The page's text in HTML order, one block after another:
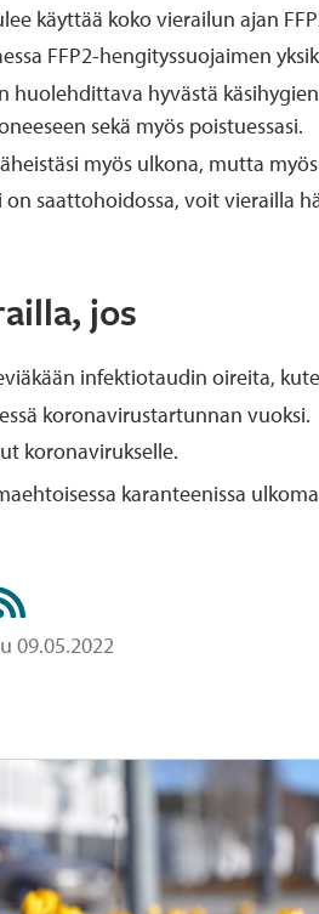
käyttää koko vierailun ajan
FFP2-hengityssuojaimen
huolehdittava hyvästä
sekä myös poistuessasi.
myös ulkona, mutta
on saattohoidossa, voit vierailla
jos
infektiotaudin oireita,
koronavirustartunnan vuoksi.
koronavirukselle.
karanteenissa
09.05.2022